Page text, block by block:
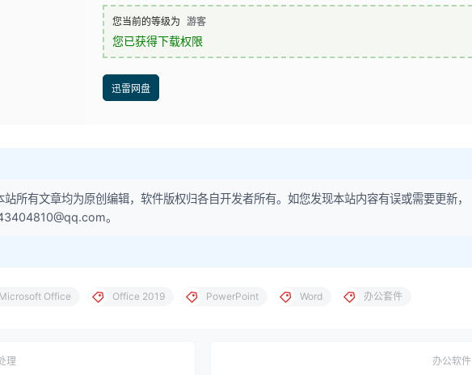
您当前的等级为 游客
您已获得下载权限
迅雷网盘
站所有文章均为原创编辑，软件版权归各自开发者所有。如您发现本站内容有误或需要更新，
。
Microsoft Office Office 2019 PowerPoint Word 办公套件
理 办公软件